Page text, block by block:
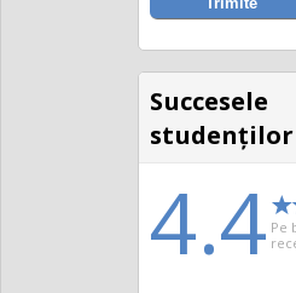
Succesele
studenţilor
4.4 Pe